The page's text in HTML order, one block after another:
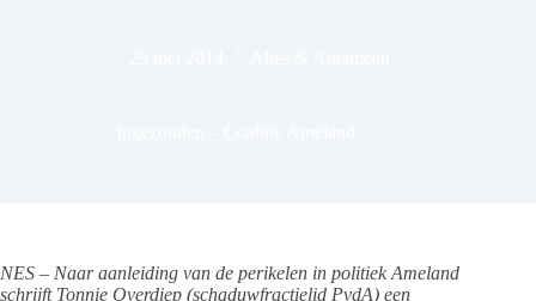
NES – Naar aanleiding van de perikelen in politiek Ameland
schrijft Tonnie Overdiep (schaduwfractielid PvdA) een